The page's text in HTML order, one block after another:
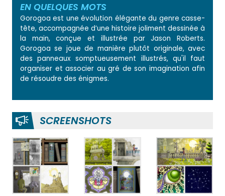
EN QUELQUES MOTS
Gorogoa est une évolution élégante du genre casse-
tête, accompagnée d’une histoire joliment dessinée à
la main, conçue et illustrée par Jason Roberts.
Gorogoa se joue de manière plutôt originale, avec
des panneaux somptueusement illustrés, qu'il faut
organiser et associer au gré de son imagination afin
de résoudre des énigmes.
SCREENSHOTS